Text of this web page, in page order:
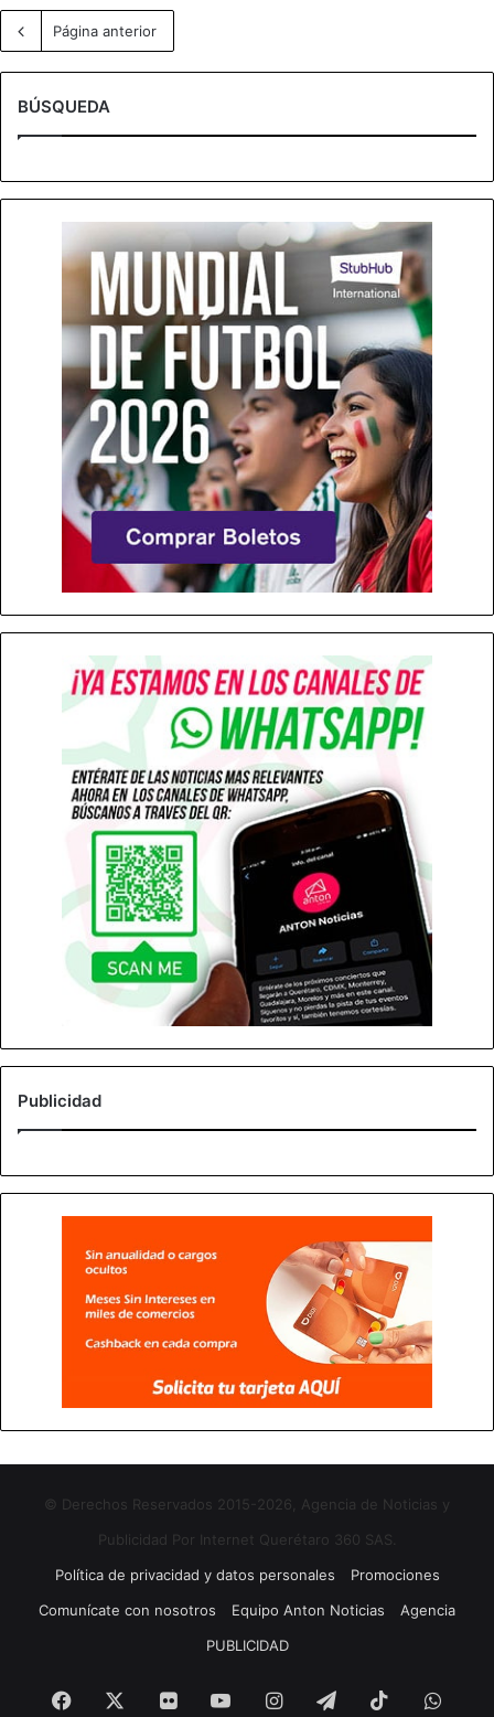
Página anterior
BÚSQUEDA
Publicidad
© Derechos Reservados 2015-2026, Agencia de Noticias y
Publicidad Por Internet Querétaro 360 SAS.
Política de privacidad y datos personales
Promociones
Comunícate con nosotros
Equipo Anton Noticias
Agencia
PUBLICIDAD
Facebook Flickr YouTubeInstagramTelegramTikTok